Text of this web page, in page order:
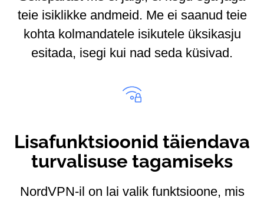
teie isiklikke andmeid. Me ei saanud teie
kohta kolmandatele isikutele üksikasju
esitada, isegi kui nad seda küsivad.
Lisafunktsioonid täiendava
turvalisuse tagamiseks
NordVPN-il on lai valik funktsioone, mis